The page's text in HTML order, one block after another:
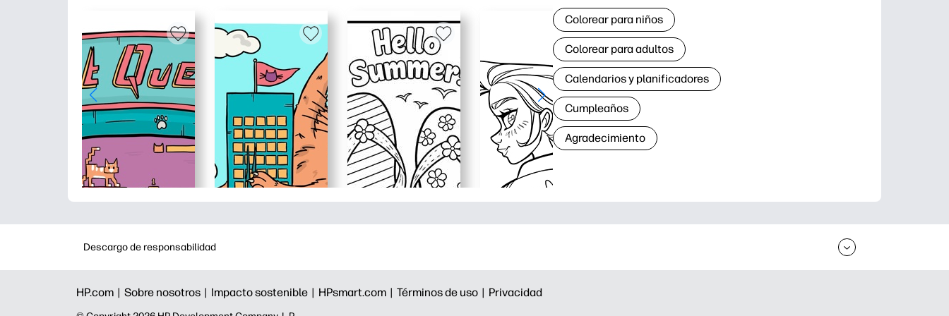
Colorear para niños
Colorear para adultos
Calendarios y planificadores
Cumpleaños
Agradecimiento
Descargo de responsabilidad
HP.com | Sobre nosotros | Impacto sostenible | HPsmart.com | Términos de uso | Privacidad